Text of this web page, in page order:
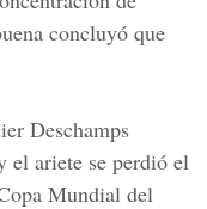
concluyó que
Deschamps
el ariete se perdió el
Mundial del